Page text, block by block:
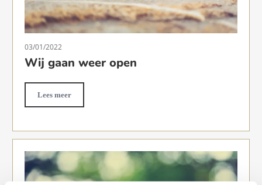
03/01/2022
Wij gaan weer open
Lees meer